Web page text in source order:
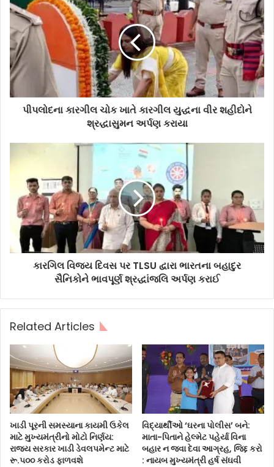
પીપલોદના કારગીલ ચોક ખાતે કારગીલ યુદ્ધના વીર શહીદોને
શ્રદ્ધાસુમન અર્પણ કરાયા
કારગિલ વિજય દિવસ પર TLSU દ્વારા ભારતના બહાદુર
સૈનિકોને ભાવપૂર્ણ શ્રદ્ધાંજલિ અર્પણ કરાઈ
Related Articles
ખાડી પૂરની સમસ્યાના કાયમી ઉકેલ
માટે મુખ્યમંત્રીનો મોટો નિર્ણય:
રાજ્ય સરકાર ખાડી ડેવલપમેન્ટ માટે
રૂ.૫૦૦ કરોડ ફાળવશે
વિદ્યાર્થીઓ ‘ઘરના પોલીસ’ બને:
માતા-પિતાને હેલ્મેટ પહેર્યા વિના
બહાર ન જવા દેવા આગ્રહ, જિદ્દ કરો
: નાયબ મુખ્યમંત્રી હર્ષ સંઘવી